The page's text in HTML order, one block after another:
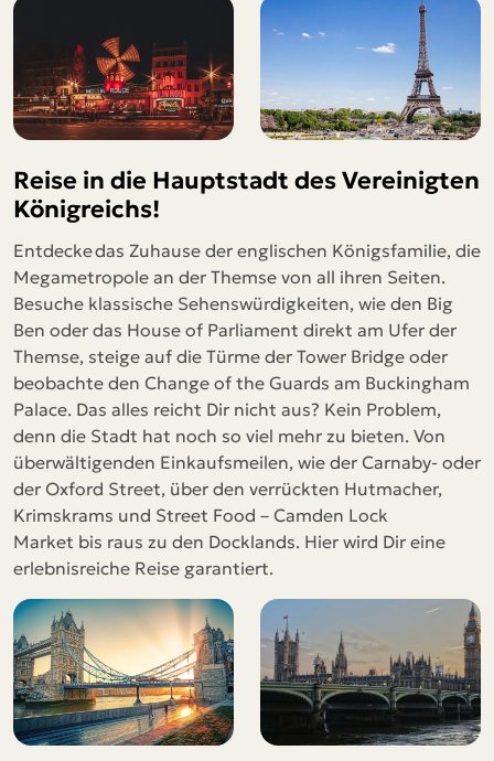
Reise in die Hauptstadt des Vereinigten
Königreichs!
Entdecke das Zuhause der englischen Königsfamilie, die
Megametropole an der Themse von all ihren Seiten.
Besuche klassische Sehenswürdigkeiten, wie den Big
Ben oder das House of Parliament direkt am Ufer der
Themse, steige auf die Türme der Tower Bridge oder
beobachte den Change of the Guards am Buckingham
Palace. Das alles reicht Dir nicht aus? Kein Problem,
denn die Stadt hat noch so viel mehr zu bieten. Von
überwältigenden Einkaufsmeilen, wie der Carnaby- oder
der Oxford Street, über den verrückten Hutmacher,
Krimskrams und Street Food – Camden Lock
Market bis raus zu den Docklands. Hier wird Dir eine
erlebnisreiche Reise garantiert.